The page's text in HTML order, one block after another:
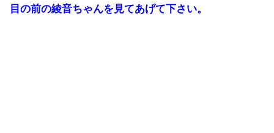
目の前の綾音ちゃんを見てあげて下さい。